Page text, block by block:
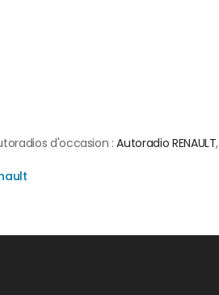
d'occasion :Autoradio RENAULT,